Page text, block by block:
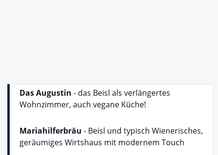
Das Augustin - das Beisl als verlängertes
Wohnzimmer, auch vegane Küche!
Mariahilferbräu - Beisl und typisch Wienerisches,
geräumiges Wirtshaus mit modernem Touch